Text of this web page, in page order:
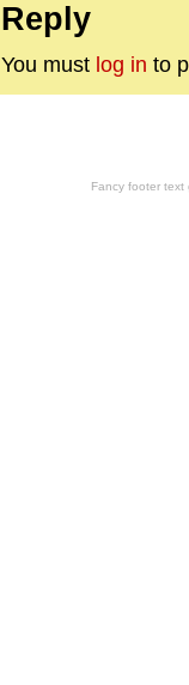
Reply
You must log in to
Fancy footer